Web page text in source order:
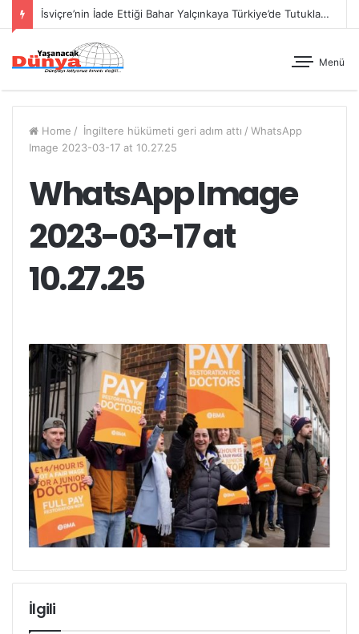
İsviçre’nin İade Ettiği Bahar Yalçınkaya Türkiye’de Tutuklandı
Menü
Home / İngiltere hükümeti geri adım attı / WhatsApp
Image 2023-03-17 at 10.27.25
WhatsApp Image
2023-03-17 at
10.27.25
İlgili